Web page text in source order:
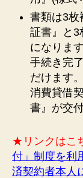
書類は3枚
証書』と3
になります
手続き完
だけます
消費貸借
書』が交
★リンクはこ
付」制度を利
済契約者本人